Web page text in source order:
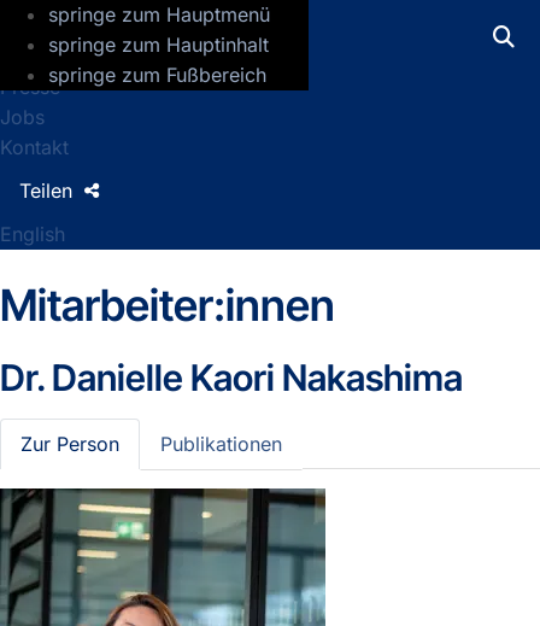
springe zum Hauptmenü
springe zum Hauptinhalt
springe zum Fußbereich
GFZ Helmholtz-Zentrum für
Presse
Jobs
Kontakt
English
Teilen
Mitarbeiter:innen
Dr.Danielle Kaori Nakashima
Zur Person Publikationen